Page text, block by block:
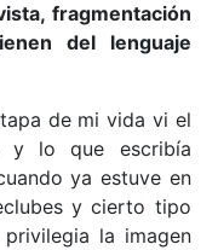
fragmentación
del lenguaje
de mi vida vi el
y lo que escribía
ya estuve en
y cierto tipo
la imagen